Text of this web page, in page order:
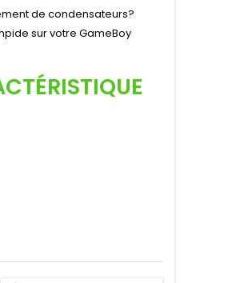
de condensateurs?
sur votre GameBoy